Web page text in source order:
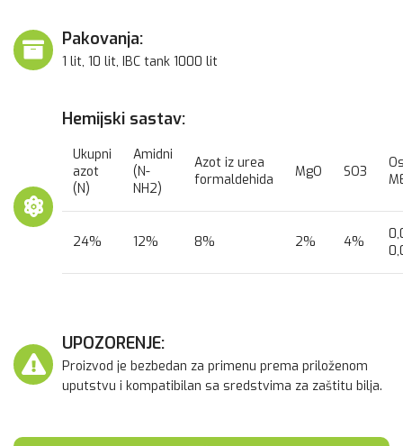
Pakovanja:
1 lit, 10 lit, IBC tank 1000 lit
Hemijski sastav:
Ukupni
azot
(N)
Amidni
(N-
NH2)
Azot iz urea
formaldehida
MgO SO3
24% 12% 8% 2% 4%
UPOZORENJE:
Proizvod je bezbedan za primenu prema priloženom
uputstvu i kompatibilan sa sredstvima za zaštitu bilja.